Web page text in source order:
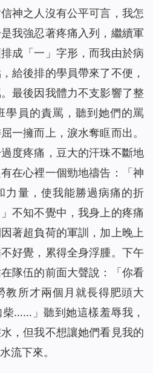
神之人沒有公平可言，我怎
我強忍著疼痛入列，繼續軍
成「一」字形，而我由於病
給後排的學員帶來了不便，
最後因我體力不支影響了整
學員的責罵，聽到她們的罵
一擁而上，淚水奪眶而出。
度疼痛，豆大的汗珠不斷地
在心裡一個勁地禱告：「神
力量，使我能勝過病痛的折
不知不覺中，我身上的疼痛
著超負荷的軍訓，加上晚上
好覺，累得全身浮腫。下午
隊伍的前面大聲說：「你看
教所才兩個月就長得肥頭大
……」聽到她這樣羞辱我，
，但我不想讓她們看見我的
流下來。